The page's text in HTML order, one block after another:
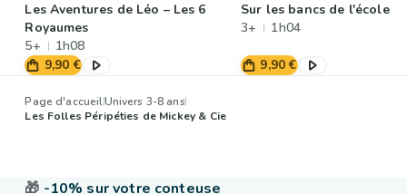
Les Aventures de Léo – Les 6
Royaumes
5+
1h08
9,90 €
Sur les bancs de l'école
3+
1h04
9,90 €
Page d'accueilUnivers 3-8 ans
Les Folles Péripéties de Mickey & Cie
🎁 -10% sur votre conteuse